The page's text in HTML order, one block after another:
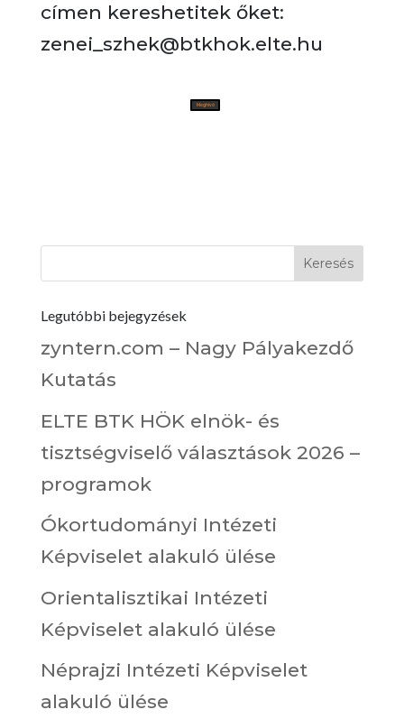
címen kereshetitek őket:
zenei_szhek@btkhok.elte.hu
Meghívó
Legutóbbi bejegyzések
zyntern.com – Nagy Pályakezdő
Kutatás
ELTE BTK HÖK elnök- és
tisztségviselő választások 2026 –
programok
Ókortudományi Intézeti
Képviselet alakuló ülése
Orientalisztikai Intézeti
Képviselet alakuló ülése
Néprajzi Intézeti Képviselet
alakuló ülése